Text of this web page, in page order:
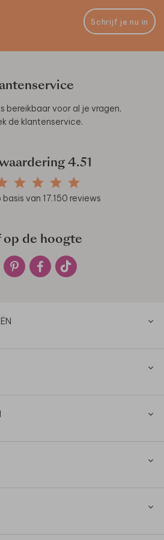
Schrijf je nu in
bereikbaar voor al je vragen,
de klantenservice.
4.51
basis van 17.150 reviews
op de hoogte